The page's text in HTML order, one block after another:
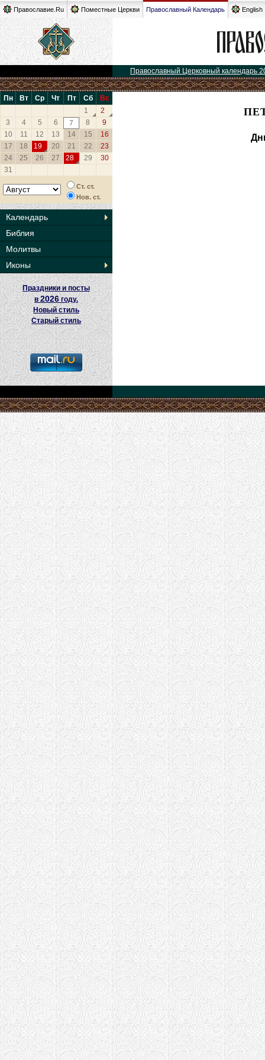
Православие.Ru Поместные Церкви Православный Календарь English
Православный Церковный календарь
Пн Вт Ср Чт Пт Сб
Вс
1
2
3
4 5 6 7 8
9
10
11 12 13 14 15
16
17
18 19 20 21 22
23
24
25 26 27 28 29
30
31
Ст. ст.
Нов. ст.
Календарь
Библия
Молитвы
Иконы
Праздники и посты
в2026 году.
Новый стиль
Старый стиль